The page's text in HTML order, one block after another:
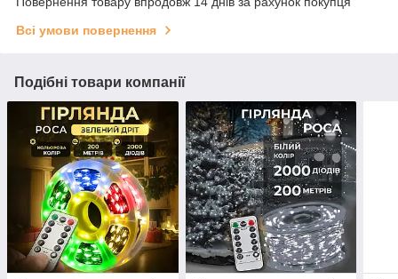
Всі умови повернення
Подібні товари компанії